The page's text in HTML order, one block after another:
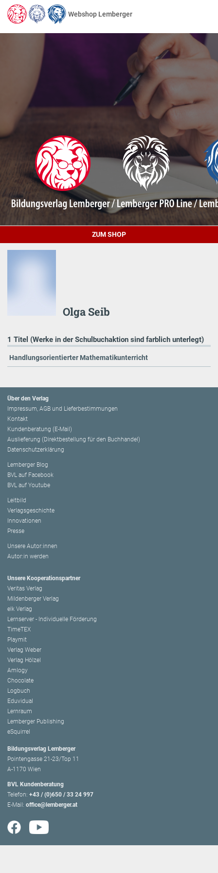
Webshop Lemberger
ZUM SHOP
Olga Seib
1 Titel (Werke in der Schulbuchaktion sind farblich unterlegt)
Handlungsorientierter Mathematikunterricht
Über den Verlag
Impressum, AGB und Lieferbestimmungen
Kontakt
Kundenberatung (E-Mail)
Auslieferung (Direktbestellung für den Buchhandel)
Datenschutzerklärung
Lemberger Blog
BVL auf Facebook
BVL auf Youtube
Leitbild
Verlagsgeschichte
Innovationen
Presse
Unsere Autor:innen
Autor:in werden
Unsere Kooperationspartner
Veritas Verlag
Mildenberger Verlag
elk Verlag
Lernserver - Individuelle Förderung
TimeTEX
Playmit
Verlag Weber
Verlag Hölzel
Amlogy
Chocolate
Logbuch
Eduvidual
Lernraum
Lemberger Publishing
eSquirrel
Bildungsverlag Lemberger
Pointengasse 21-23/Top 11
A-1170 Wien
BVL Kundenberatung
Telefon: +43 / (0)650 / 33 24 997
E-Mail: office@lemberger.at